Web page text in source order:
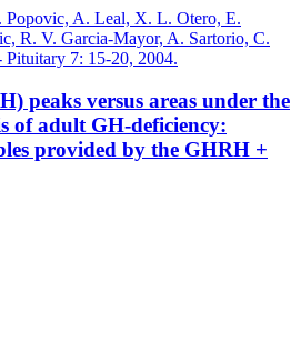
Popovic, A. Leal, X. L. Otero, E.
R. V. Garcia-Mayor, A. Sartorio, C.
Pituitary 7: 15-20, 2004.
peaks versus areas under the
of adult GH-deficiency:
provided by the GHRH +